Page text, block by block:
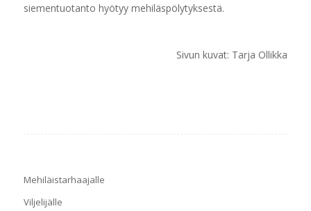
siementuotanto hyötyy mehiläspölytyksestä.
Sivun kuvat: Tarja Ollikka
Mehiläistarhaajalle
Viljelijälle